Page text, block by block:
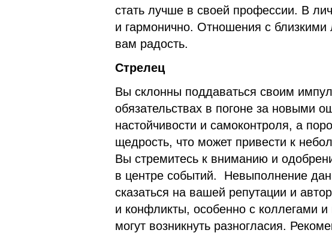
стать лучше в своей профессии. В
и гармонично. Отношения с
вам радость.
Стрелец
Вы склонны поддаваться своим
обязательствах в погоне за новыми
настойчивости и самоконтроля, а
щедрость, что может привести к
Вы стремитесь к вниманию и
в центре событий. Невыполнение
сказаться на вашей репутации и
и конфликты, особенно с коллегами
могут возникнуть разногласия.